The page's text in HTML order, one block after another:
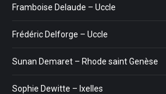
Framboise Delaude – Uccle
Frédéric Delforge – Uccle
Sunan Demaret – Rhode saint Genèse
Sophie Dewitte – Ixelles